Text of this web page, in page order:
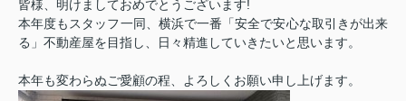
皆様、明けましておめでとうございます!
本年度もスタッフ一同、横浜で一番「安全で安心な取引きが出来
る」不動産屋を目指し、日々精進していきたいと思います。
本年も変わらぬご愛顧の程、よろしくお願い申し上げます。